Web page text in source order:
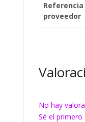
Referencia
proveedor
No hay
Sé el primero